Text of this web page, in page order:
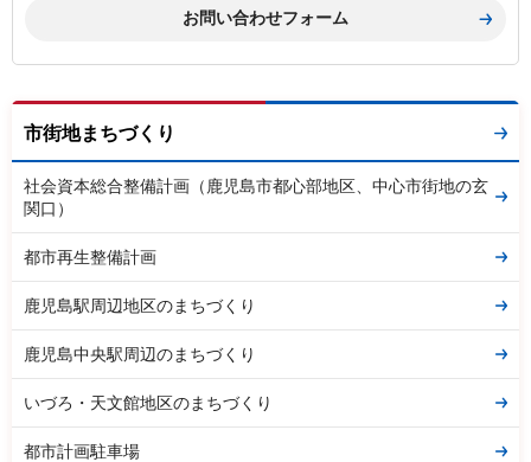
市街地まちづくり
社会資本総合整備計画（鹿児島市都心部地区、中心市街地の玄
関口）
都市再生整備計画
鹿児島駅周辺地区のまちづくり
鹿児島中央駅周辺のまちづくり
いづろ・天文館地区のまちづくり
都市計画駐車場